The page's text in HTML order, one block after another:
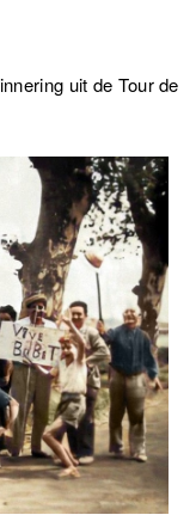
uit de Tour de